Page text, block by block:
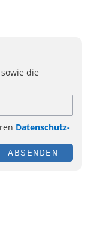
die
Datenschutz-
ABSENDEN